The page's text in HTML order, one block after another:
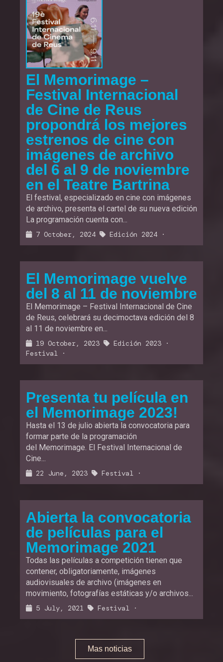
El Memorimage –
Festival Internacional
de Cine de Reus
propondrá los mejores
estrenos de cine con
imágenes de archivo
del 6 al 9 de noviembre
en el Teatre Bartrina
El festival, especializado en cine con imágenes
de archivo, presenta el cartel de su nueva edición
La programación cuenta con...
7 October, 2024 Edición 2024 ·
El Memorimage vuelve
del 8 al 11 de noviembre
El Memorimage – Festival Internacional de Cine
de Reus, celebrará su decimoctava edición del 8
al 11 de noviembre en...
19 October, 2023 Edición 2023 ·
Festival ·
Presenta tu película en
el Memorimage 2023!
Hasta el 13 de julio abierta la convocatoria para
formar parte de la programación
del Memorimage. El Festival Internacional de
Cine...
22 June, 2023 Festival ·
Abierta la convocatoria
de películas para el
Memorimage 2021
Todas las películas a competición tienen que
contener, obligatoriamente, imágenes
audiovisuales de archivo (imágenes en
movimiento, fotografías estáticas y/o archivos...
5 July, 2021 Festival ·
Mas noticias